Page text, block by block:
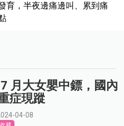
育，半夜邊痛邊叫、累到痛
月大女嬰中鏢，國內
症現蹤
04-08